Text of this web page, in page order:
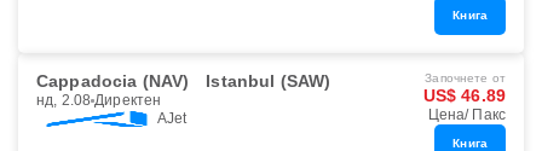
Книга
Cappadocia (NAV) Istanbul (SAW)
нд, 2.08 Директен
AJet
Започнете от
US$ 46.89
Цена/ Пакс
Книга